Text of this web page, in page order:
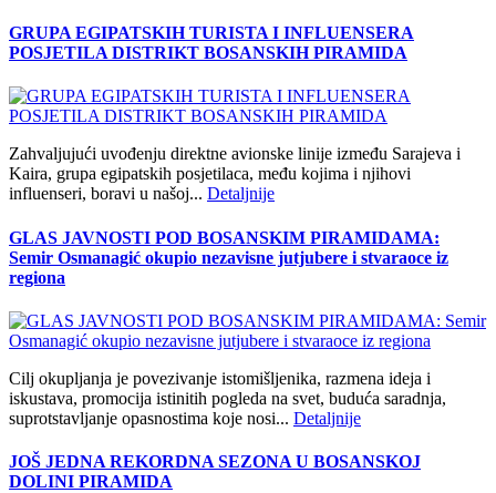
GRUPA EGIPATSKIH TURISTA I INFLUENSERA
POSJETILA DISTRIKT BOSANSKIH PIRAMIDA
Zahvaljujući uvođenju direktne avionske linije između Sarajeva i
Kaira, grupa egipatskih posjetilaca, među kojima i njihovi
influenseri, boravi u našoj... Detaljnije
GLAS JAVNOSTI POD BOSANSKIM PIRAMIDAMA:
Semir Osmanagić okupio nezavisne jutjubere i stvaraoce iz
regiona
Cilj okupljanja je povezivanje istomišljenika, razmena ideja i
iskustava, promocija istinitih pogleda na svet, buduća saradnja,
suprotstavljanje opasnostima koje nosi... Detaljnije
JOŠ JEDNA REKORDNA SEZONA U BOSANSKOJ
DOLINI PIRAMIDA